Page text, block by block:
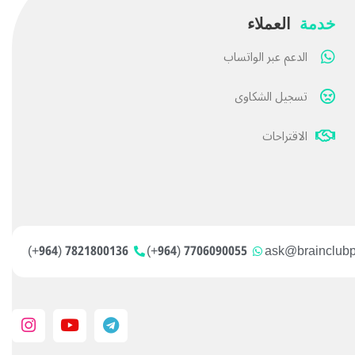
خدمة العملاء
الدعم عبر الواتساب
تسجيل الشكاوى
الاقتراحات
7706090055 (964+)
7821800136 (964+)